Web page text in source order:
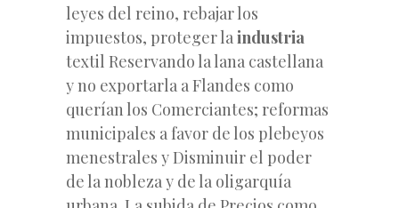
leyes del reino, rebajar los
impuestos, proteger laindustria
textil Reservando la lana castellana
y no exportarla a Flandes como
querían los Comerciantes; reformas
municipales a favor de los plebeyos
menestrales y Disminuir el poder
de la nobleza y de la oligarquía